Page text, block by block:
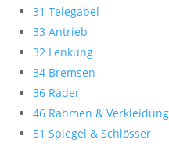
31 Telegabel
33 Antrieb
32 Lenkung
34 Bremsen
36 Räder
46 Rahmen & Verkleidung
51 Spiegel & Schlösser